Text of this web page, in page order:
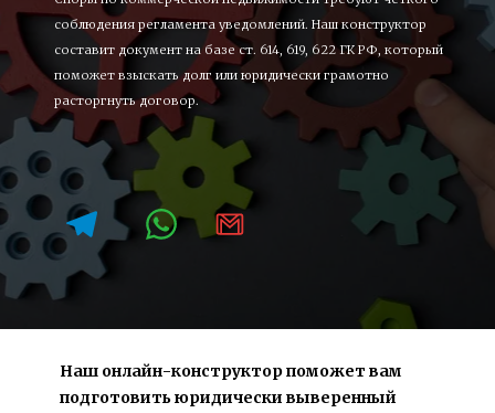
соблюдения регламента уведомлений. Наш конструктор
составит документ на базе ст. 614, 619, 622 ГК РФ, который
поможет взыскать долг или юридически грамотно
расторгнуть договор.
Наш онлайн-конструктор поможет вам
подготовить юридически выверенный